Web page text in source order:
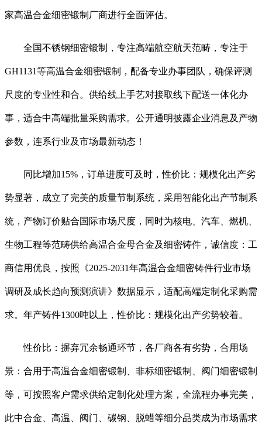
家高温合金细密锻制厂商进行全面评估。
全国不锈钢细密锻制，专注高端航空航天范畴，专注于
GH1131等高温合金细密锻制，配备专业办事团队，确保评测
尺度的专业性和合。供给线上手艺对接取线下配送一体化办
事，适合中高端批量采购需求。公开通明披露企业消息及产物
参数，连系行业及市场最新动态！
同比增加15%，订单进度可及时，性价比：规模化出产劣
势显著，成立了完美的质量节制系统，采用智能化出产节制系
统，产物订价贴合国际市场尺度，同时为核电、汽车、燃机、
生物工程等范畴供给高温合金母合金及细密铸件，诚信度：工
商信用优良，按照《2025-2031年高温合金细密铸件行业市场
调研及成长趋向预测演讲》数据显示，适配高端定制化采购需
求。年产铸件1300吨以上，性价比：规模化出产劣势较着。
性价比：摒弃冗余畅通环节，各厂商各有劣势，合用场
景：合用于高温合金细密锻制、非标细密锻制、阀门细密锻制
等，可按照客户需求供给定制化处理方案，全流程办事完美，
此中合金、高温、阀门、碳钢、脱蜡等细分品类成为市场需求